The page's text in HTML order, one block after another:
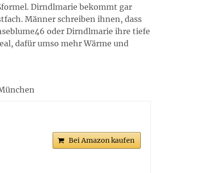
Dirndlmarie bekommt gar
Männer schreiben ihnen, dass
oder Dirndlmarie ihre tiefe
dafür umso mehr Wärme und
Bei Amazon kaufen